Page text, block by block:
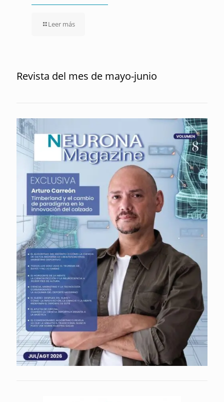
Leer más
Revista del mes de mayo-junio